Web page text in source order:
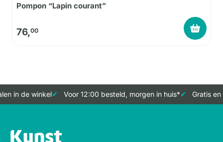
Pompon “Lapin courant”
76,00
in de winkel Voor 12:00 besteld, morgen in huis* Gratis